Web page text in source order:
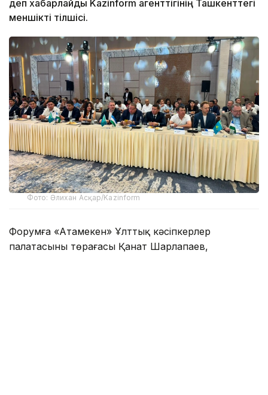
деп хабарлайды Kazinform агенттігінің Ташкенттегі
меншікті тілшісі.
Фото: Әлихан Асқар/Kazinform
Форумға «Атамекен» Ұлттық кәсіпкерлер
палатасының төрағасы Қанат Шарлапаев,